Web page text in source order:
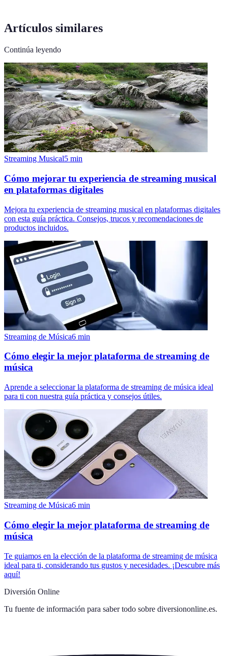
Artículos similares
Continúa leyendo
Streaming Musical5 min
Cómo mejorar tu experiencia de streaming musical
en plataformas digitales
Mejora tu experiencia de streaming musical en plataformas digitales
con esta guía práctica. Consejos, trucos y recomendaciones de
productos incluidos.
Streaming de Música6 min
Cómo elegir la mejor plataforma de streaming de
música
Aprende a seleccionar la plataforma de streaming de música ideal
para ti con nuestra guía práctica y consejos útiles.
Streaming de Música6 min
Cómo elegir la mejor plataforma de streaming de
música
Te guiamos en la elección de la plataforma de streaming de música
ideal para ti, considerando tus gustos y necesidades. ¡Descubre más
aquí!
Diversión Online
Tu fuente de información para saber todo sobre diversiononline.es.